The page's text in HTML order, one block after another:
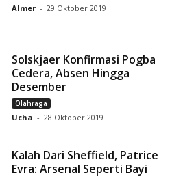
Almer - 29 Oktober 2019
Solskjaer Konfirmasi Pogba
Cedera, Absen Hingga
Desember
Olahraga
Ucha - 28 Oktober 2019
Kalah Dari Sheffield, Patrice
Evra: Arsenal Seperti Bayi